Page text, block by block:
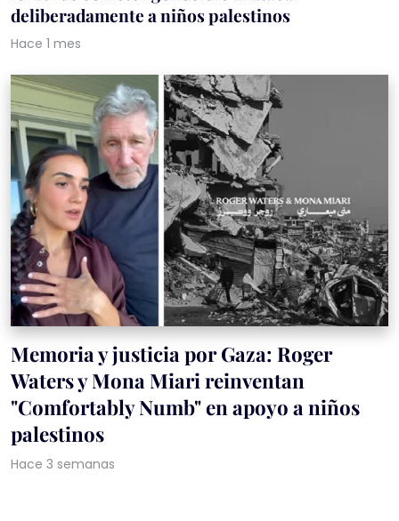
deliberadamente a niños palestinos
Hace 1 mes
Memoria y justicia por Gaza: Roger
Waters y Mona Miari reinventan
"Comfortably Numb" en apoyo a niños
palestinos
Hace 3 semanas